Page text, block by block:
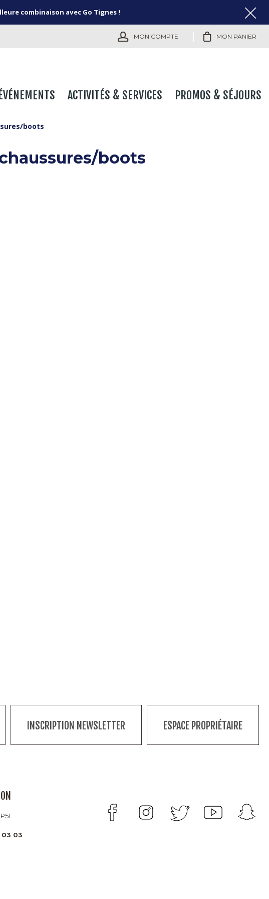
combinaison avec Go Tignes !
MON COMPTE MON PANIER
ACTIVITÉS & SERVICES PROMOS & SÉJOURS
boots
boots
INSCRIPTION NEWSLETTER ESPACE PROPRIÉTAIRE
03 03